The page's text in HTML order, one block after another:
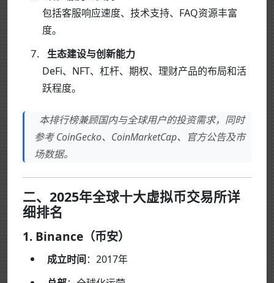
包括客服响应速度、技术支持、FAQ资源丰富
度。
生态建设与创新能力
DeFi、NFT、杠杆、期权、理财产品的布局和活
跃程度。
本排行榜兼顾国内与全球用户的投资需求，同时
参考 CoinGecko、CoinMarketCap、官方公告及市
场数据。
二、2025年全球十大虚拟币交易所详
细排名
1. Binance（币安）
成立时间：2017年